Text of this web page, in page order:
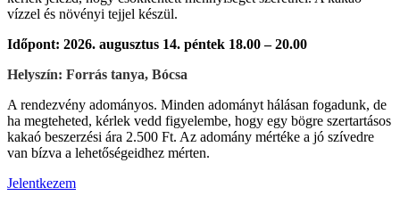
vízzel és növényi tejjel készül.
Időpont: 2026. augusztus 14. péntek 18.00 – 20.00
Helyszín: Forrás tanya, Bócsa
A rendezvény adományos. Minden adományt hálásan fogadunk, de
ha megteheted, kérlek vedd figyelembe, hogy egy bögre szertartásos
kakaó beszerzési ára 2.500 Ft. Az adomány mértéke a jó szívedre
van bízva a lehetőségeidhez mérten.
Jelentkezem